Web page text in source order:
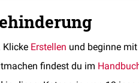
Klicke Erstellen und beginne
findest du im